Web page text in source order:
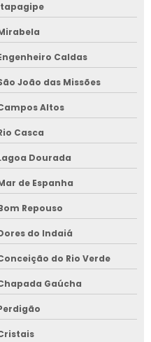
grãos na bahia
grãos no nordeste
em bahia
no nordeste
em bahia
Caldas
João das Missões
Altos
Casca
Dourada
de Espanha
Repouso
do Indaiá
do Rio Verde
Gaúcha